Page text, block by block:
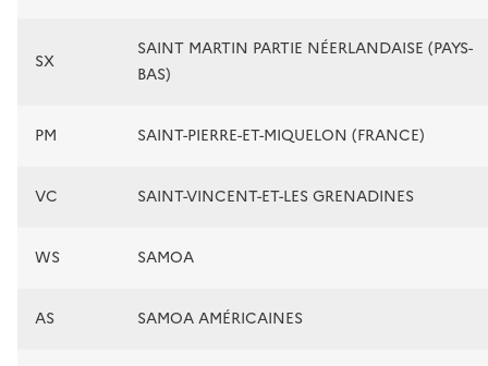
SX
SAINT MARTIN PARTIE NÉERLANDAISE (PAYS-
BAS)
PM SAINT-PIERRE-ET-MIQUELON (FRANCE)
VC SAINT-VINCENT-ET-LES GRENADINES
WS SAMOA
AS SAMOA AMÉRICAINES